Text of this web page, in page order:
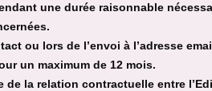
une durée raisonnable
ou lors de l’envoi à l’adresse
un maximum de 12 mois.
la relation contractuelle entre